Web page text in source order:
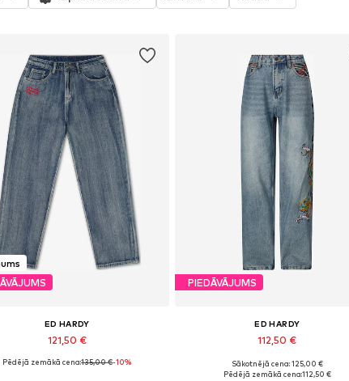
ED HARDY
121,50 €
izmēri: 25-26, 27-28, 29, 30-31
Pēdējā zemākā cena:135,00 €-10%
PIEDĀVĀJUMS
ED HARDY
112,50 €
Pieejamie izmēri: 25-26, 27-28, 29, 30-
Sākotnējā cena: 125,00 €
Pēdējā zemākā cena:112,50 €